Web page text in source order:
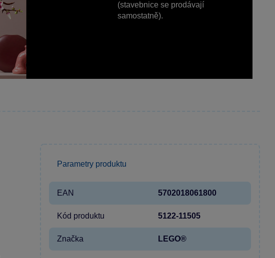
(stavebnice se prodávají
samostatně).
Parametry produktu
EAN 5702018061800
Kód produktu 5122-11505
Značka LEGO®